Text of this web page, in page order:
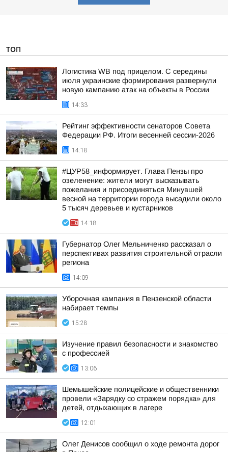
ТОП
Логистика WB под прицелом. С середины
июля украинские формирования развернули
новую кампанию атак на объекты в России
14:33
Рейтинг эффективности сенаторов Совета
Федерации РФ. Итоги весенней сессии-2026
14:18
#ЦУР58_информирует. Глава Пензы про
озеленение: жители могут высказывать
пожелания и присоединяться Минувшей
весной на территории города высадили около
5 тысяч деревьев и кустарников
14:18
Губернатор Олег Мельниченко рассказал о
перспективах развития строительной отрасли
региона
14:09
Уборочная кампания в Пензенской области
набирает темпы
15:28
Изучение правил безопасности и знакомство
с профессией
13:06
Шемышейские полицейские и общественники
провели «Зарядку со стражем порядка» для
детей, отдыхающих в лагере
12:01
Олег Денисов сообщил о ходе ремонта дорог